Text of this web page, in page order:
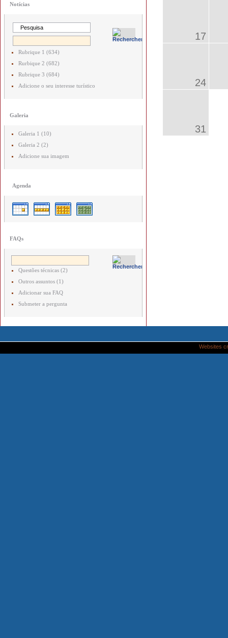
Notícias
Rubrique 1 (634)
Rurbique 2 (682)
Rubrique 3 (684)
Adicione o seu interesse turístico
Galeria
Galeria 1 (10)
Galeria 2 (2)
Adicione sua imagem
Agenda
FAQs
Questões técnicas (2)
Outros assuntos (1)
Adicionar sua FAQ
Submeter a pergunta
17
24
31
Websites